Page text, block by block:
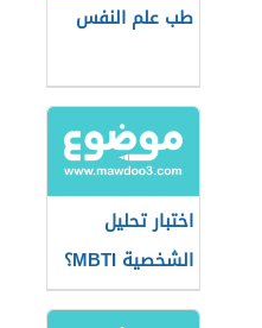
طب علم النفس
اختبار تحليل
الشخصية MBTI؟